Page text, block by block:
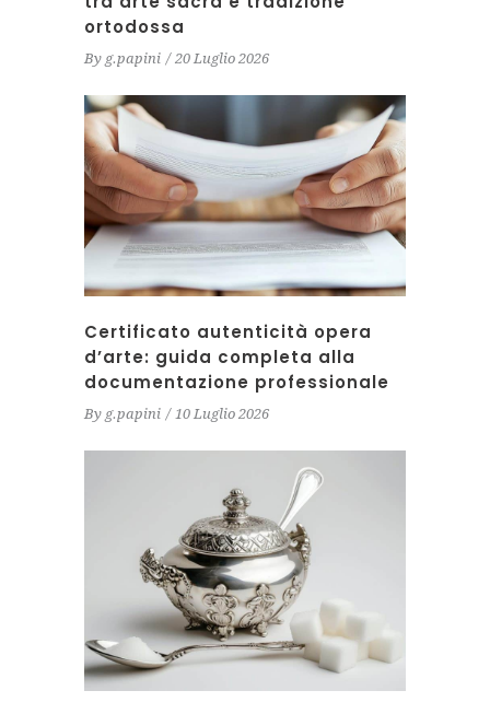
ortodossa
By g.papini 20 Luglio 2026
Certificato autenticità opera
d’arte: guida completa alla
documentazione professionale
By g.papini 10 Luglio 2026